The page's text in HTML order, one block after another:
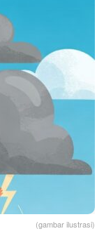
(gambar ilustrasi)